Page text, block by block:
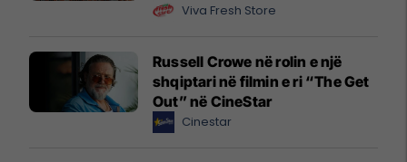
Viva Fresh Store
Russell Crowe në rolin e një
shqiptari në filmin e ri “The Get
Out” në CineStar
Cinestar